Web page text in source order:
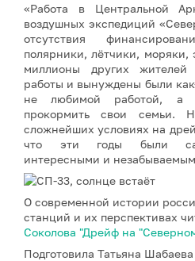
«Работа в Центральной
воздушных экспедиций
отсутствия
полярники, лётчики, моряки,
миллионы других жителей
работы и вынуждены были
не любимой работой, а
прокормить свои семьи.
сложнейших условиях на
что эти годы были
интересными и
О современной истории
станций и их перспективах
Соколова "Дрейф на
Подготовила Татьяна Шабаева